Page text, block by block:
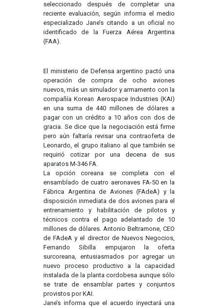
seleccionado después de completar una
reciente evaluación, según informa el medio
especializado Jane’s citando a un oficial no
identificado de la Fuerza Aérea Argentina
(FAA).
El ministerio de Defensa argentino pactó una
operación de compra de ocho aviones
nuevos, más un simulador y armamento con la
compañía Korean Aerospace Industries (KAI)
en una suma de 440 millones de dólares a
pagar con un crédito a 10 años con dos de
gracia. Se dice que la negociación está firme
pero aún faltaría revisar una contraoferta de
Leonardo, el grupo italiano al que también se
requirió cotizar por una decena de sus
aparatos M-346 FA.
La opción coreana se completa con el
ensamblado de cuatro aeronaves FA-50 en la
Fábrica Argentina de Aviones (FAdeA) y la
disposición inmediata de dos aviones para el
entrenamiento y habilitación de pilotos y
técnicos contra el pago adelantado de 10
millones de dólares. Antonio Beltramone, CEO
de FAdeA y el director de Nuevos Negocios,
Fernando Sibilla empujaron la oferta
surcoreana, entusiasmados por agregar un
nuevo proceso productivo a la capacidad
instalada de la planta cordobesa aunque sólo
se trate de ensamblar partes y conjuntos
provistos por KAI.
Jane’s informa que el acuerdo inyectará una